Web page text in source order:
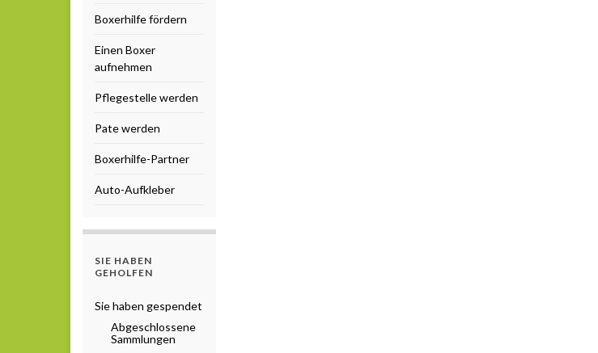
Boxerhilfe fördern
Einen Boxer
aufnehmen
Pflegestelle werden
Pate werden
Boxerhilfe-Partner
Auto-Aufkleber
SIE HABEN
GEHOLFEN
Sie haben gespendet
Abgeschlossene
Sammlungen